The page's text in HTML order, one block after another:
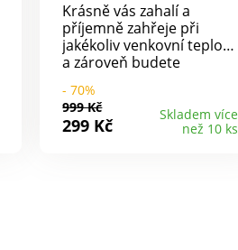
Krásně vás zahalí a
příjemně zahřeje při
jakékoliv venkovní teplotě
a zároveň budete
procházku nebo na
nákupy. S jejím
jedinečným designem a
- 70%
999 Kč
299 Kč
Skladem více
než 10 ks